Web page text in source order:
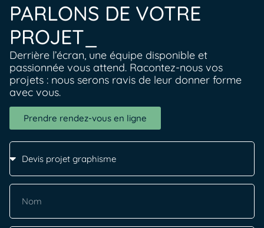
PARLONS DE VOTRE
PROJET_
Derrière l’écran, une équipe disponible et
passionnée vous attend. Racontez-nous vos
projets : nous serons ravis de leur donner forme
avec vous.
Prendre rendez-vous en ligne